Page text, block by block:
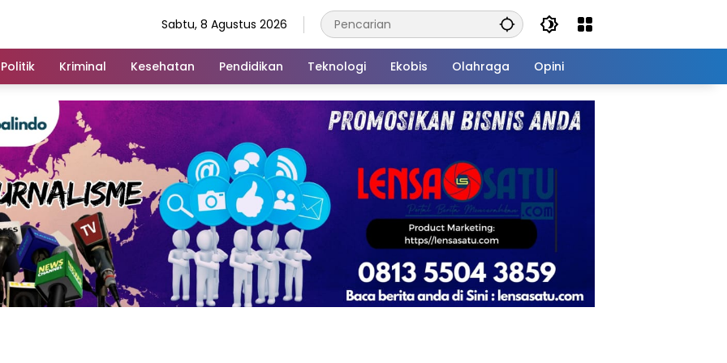
Sabtu, 8 Agustus 2026
Politik Kriminal Kesehatan Pendidikan Teknologi Ekobis Olahraga Opini